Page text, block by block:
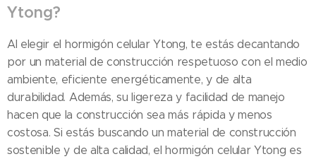
Ytong?
Al elegir el hormigón celular Ytong, te estás decantando
por un material de construcción respetuoso con el medio
ambiente, eficiente energéticamente, y de alta
durabilidad. Además, su ligereza y facilidad de manejo
hacen que la construcción sea más rápida y menos
costosa. Si estás buscando un material de construcción
sostenible y de alta calidad, el hormigón celular Ytong es